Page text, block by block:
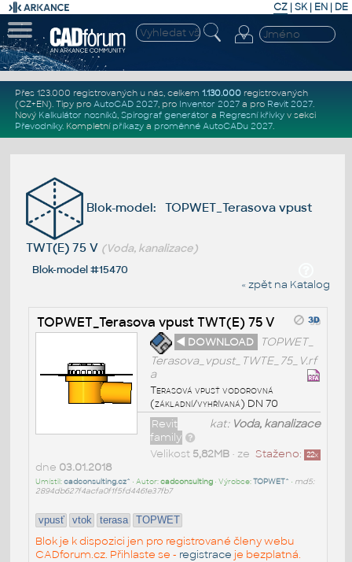
CZ | SK| EN | DE
Přes 123.000 registrovaných u nás, celkem 1.130.000registrovaných
(CZ+EN). Tipy pro AutoCAD 2027, pro Inventor 2027a pro Revit 2027.
Nový Kalkulátor nosníků, Spirograf generátor a Regresní křivkyv sekci
Převodníky. Kompletní příkazya proměnné AutoCADu 2027.
Blok-model: TOPWET_Terasova vpust
TWT(E) 75 V (Voda, kanalizace)
Blok-model #15470
« zpět na Katalog
TOPWET_Terasova vpust TWT(E) 75 V
◄ DOWNLOAD
TOPWET_
Terasova_vpust_TWTE_75_V.rf
a
Terasová vpusť vodorovná
(základní/vyhřívaná) DN 70
kat: Voda, kanalizace
Revit
family
Staženo: 22x
Velikost 5,82MB• ze
dne 03.01.2018
Umístil:cadconsulting.cz^ • Autor:cadconsulting• Výrobce:TOPWET^ • md5:
2894db627f4acfa0f1f5fd4461e37fb7
vpusť vtok terasa TOPWET
Blok je k dispozici jen pro registrované členy webu
CADforum.cz. Přihlaste se - registrace je bezplatná.